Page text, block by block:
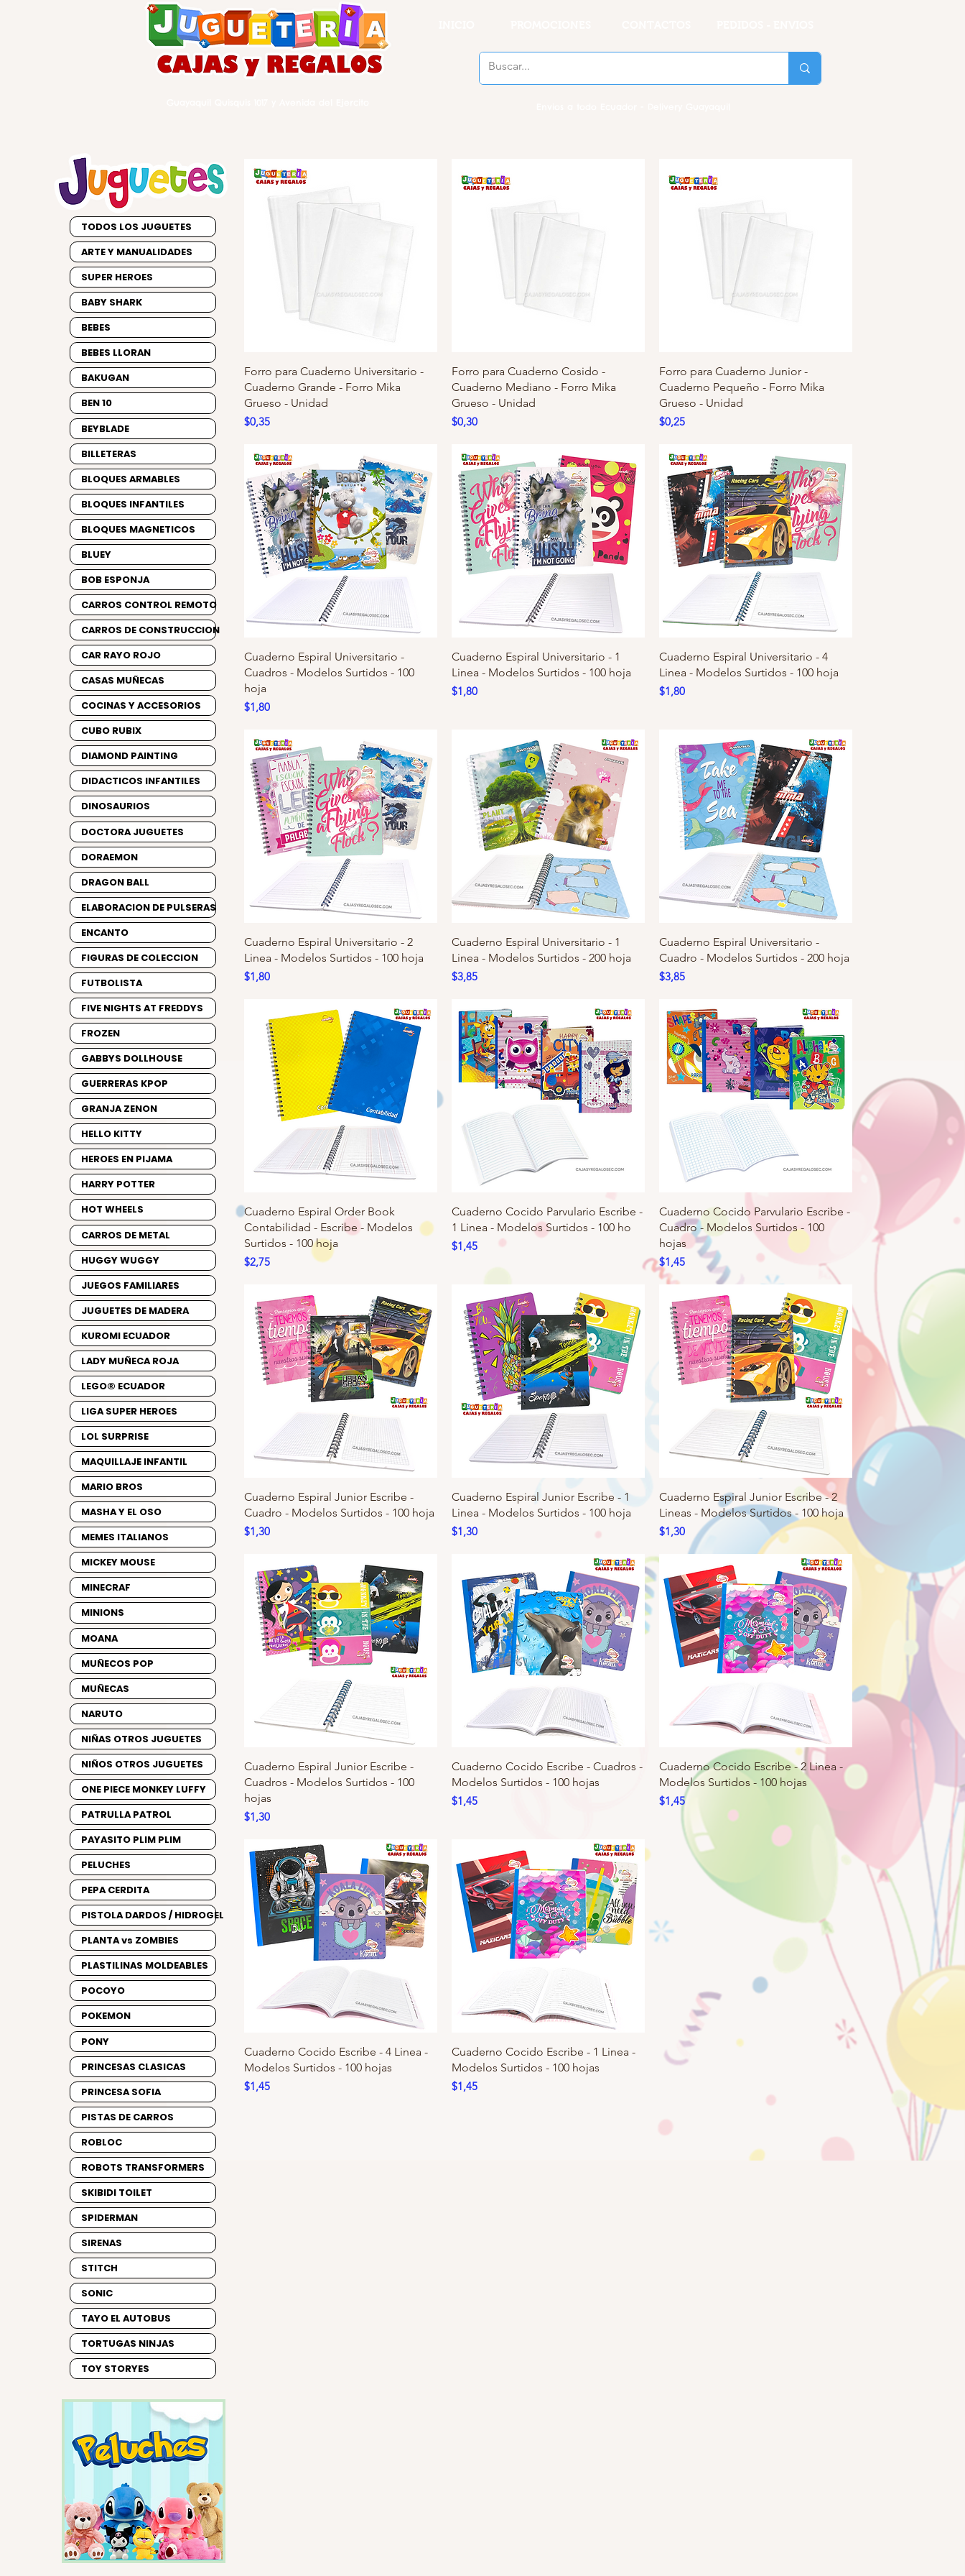
Forro para Cuaderno Universitario -
Cuaderno Grande - Forro Mika
Grueso - Unidad
Precio
$0,35
Forro para Cuaderno Cosido -
Cuaderno Mediano - Forro Mika
Grueso - Unidad
Precio
$0,30
Forro para Cuaderno Junior -
Cuaderno Pequeño - Forro Mika
Grueso - Unidad
Precio
$0,25
Cuaderno Espiral Universitario -
Cuadros - Modelos Surtidos - 100
hoja
Precio
$1,80
Cuaderno Espiral Universitario - 1
Linea - Modelos Surtidos - 100 hoja
Precio
$1,80
Cuaderno Espiral Universitario - 4
Linea - Modelos Surtidos - 100 hoja
Precio
$1,80
Cuaderno Espiral Universitario - 2
Linea - Modelos Surtidos - 100 hoja
Precio
$1,80
Cuaderno Espiral Universitario - 1
Linea - Modelos Surtidos - 200 hoja
Precio
$3,85
Cuaderno Espiral Universitario -
Cuadro - Modelos Surtidos - 200 hoja
Precio
$3,85
Cuaderno Espiral Order Book
Contabilidad - Escribe - Modelos
Surtidos - 100 hoja
Precio
$2,75
Cuaderno Cocido Parvulario Escribe -
1 Linea - Modelos Surtidos - 100 ho
Precio
$1,45
Cuaderno Cocido Parvulario Escribe -
Cuadro - Modelos Surtidos - 100
hojas
Precio
$1,45
Cuaderno Espiral Junior Escribe -
Cuadro - Modelos Surtidos - 100 hoja
Precio
$1,30
Cuaderno Espiral Junior Escribe - 1
Linea - Modelos Surtidos - 100 hoja
Precio
$1,30
Cuaderno Espiral Junior Escribe - 2
Lineas - Modelos Surtidos - 100 hoja
Precio
$1,30
Cuaderno Espiral Junior Escribe -
Cuadros - Modelos Surtidos - 100
hojas
Precio
$1,30
Cuaderno Cocido Escribe - Cuadros -
Modelos Surtidos - 100 hojas
Precio
$1,45
Cuaderno Cocido Escribe - 2 Linea -
Modelos Surtidos - 100 hojas
Precio
$1,45
Cuaderno Cocido Escribe - 4 Linea -
Modelos Surtidos - 100 hojas
Precio
$1,45
Cuaderno Cocido Escribe - 1 Linea -
Modelos Surtidos - 100 hojas
Precio
$1,45
TODOS LOS JUGUETES
ARTE Y MANUALIDADES
SUPER HEROES
BABY SHARK
BEBES
BEBES LLORAN
BAKUGAN
BEN 10
BEYBLADE
BILLETERAS
BLOQUES ARMABLES
BLOQUES INFANTILES
BLOQUES MAGNETICOS
BLUEY
BOB ESPONJA
CARROS CONTROL REMOTO
CARROS DE CONSTRUCCION
CAR RAYO ROJO
CASAS MUÑECAS
COCINAS Y ACCESORIOS
CUBO RUBIX
DIAMOND PAINTING
DIDACTICOS INFANTILES
DINOSAURIOS
DOCTORA JUGUETES
DORAEMON
DRAGON BALL
ELABORACION DE PULSERAS
ENCANTO
FIGURAS DE COLECCION
FUTBOLISTA
FIVE NIGHTS AT FREDDYS
FROZEN
GABBYS DOLLHOUSE
GUERRERAS KPOP
GRANJA ZENON
HELLO KITTY
HEROES EN PIJAMA
HARRY POTTER
HOT WHEELS
CARROS DE METAL
HUGGY WUGGY
JUEGOS FAMILIARES
JUGUETES DE MADERA
KUROMI ECUADOR
LADY MUÑECA ROJA
LEGO® ECUADOR
LIGA SUPER HEROES
LOL SURPRISE
MAQUILLAJE INFANTIL
MARIO BROS
MASHA Y EL OSO
MEMES ITALIANOS
MICKEY MOUSE
MINECRAF
MINIONS
MOANA
MUÑECOS POP
MUÑECAS
NARUTO
NIÑAS OTROS JUGUETES
NIÑOS OTROS JUGUETES
ONE PIECE MONKEY LUFFY
PATRULLA PATROL
PAYASITO PLIM PLIM
PELUCHES
PEPA CERDITA
PISTOLA DARDOS / HIDROGEL
PLANTA vs ZOMBIES
PLASTILINAS MOLDEABLES
POCOYO
POKEMON
PONY
PRINCESAS CLASICAS
PRINCESA SOFIA
PISTAS DE CARROS
ROBLOC
ROBOTS TRANSFORMERS
SKIBIDI TOILET
SPIDERMAN
SIRENAS
STITCH
SONIC
TAYO EL AUTOBUS
TORTUGAS NINJAS
TOY STORYES